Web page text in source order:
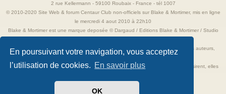
En poursuivant votre navigation, vous acceptez
l’utilisation de cookies. En savoir plus
OK
2 rue Kellermann - 59100 Roubaix - France - tél 1007
© 2010-2020 Site Web & forum Centaur Club non-officiels sur Blake & Mortimer, mis en ligne
le mercredi 4 aout 2010 à 22h10
Blake & Mortimer est une marque deposée © Dargaud / Editions Blake & Mortimer / Studio
Toutes les images incluses dans ces pages sont la propriété exclusive de leurs auteurs,
ayant droits et/ou éditeurs.
Elles ne sont ici qu'à titre de référence ou d'illustration. Si les propriétaires le désirent, elles